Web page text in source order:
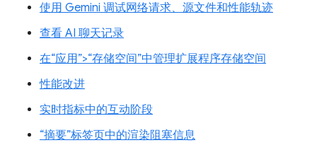
使用 Gemini 调试网络请求、源文件和性能轨迹
查看 AI 聊天记录
在“应用”>“存储空间”中管理扩展程序存储空间
性能改进
实时指标中的互动阶段
“摘要”标签页中的渲染阻塞信息